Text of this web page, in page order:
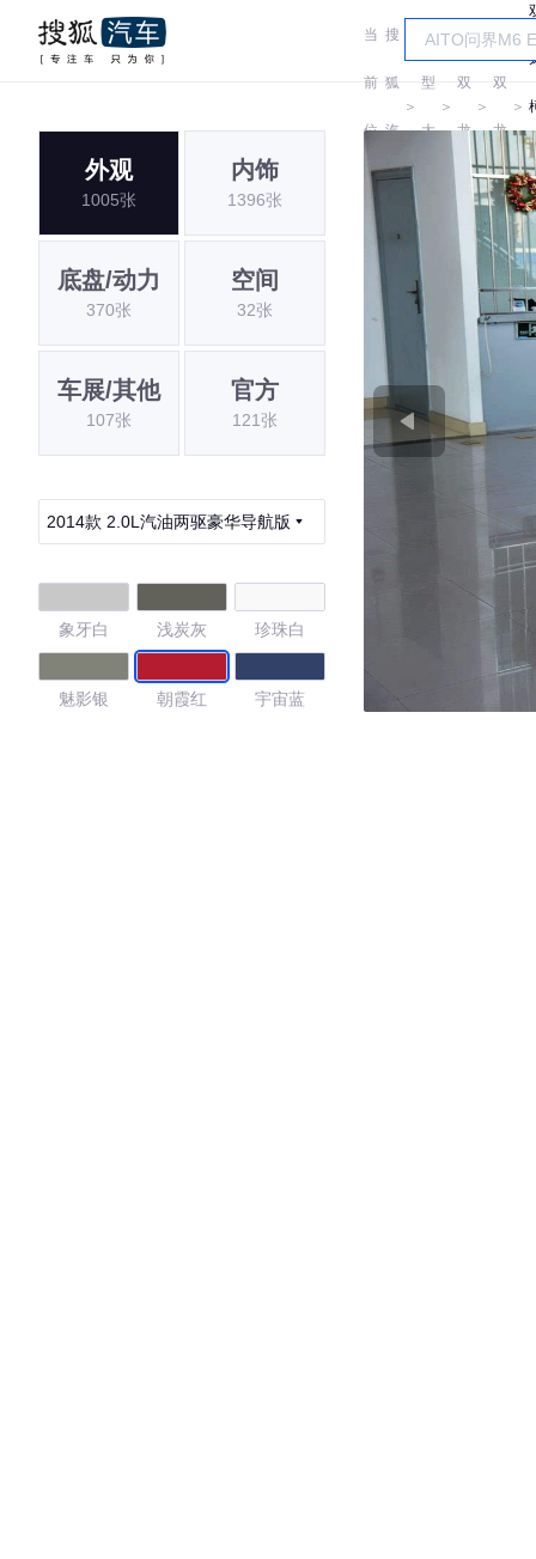
当
前
位
置:
搜
狐
汽
车
＞
车
型
大
＞
双
龙
＞
双
龙
＞
外观
1005张
内饰
1396张
底盘/动力
370张
空间
32张
车展/其他
107张
官方
121张
2014款 2.0L汽油两驱豪华导航版
象牙白 浅炭灰 珍珠白
魅影银 朝霞红 宇宙蓝